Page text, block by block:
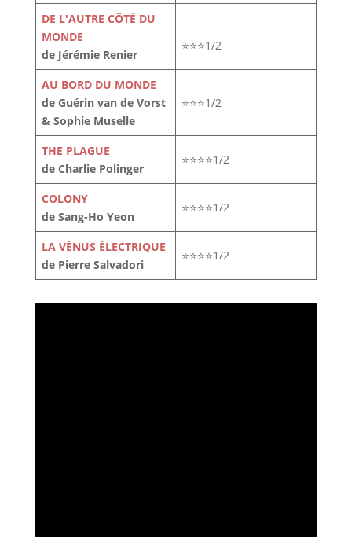
DE L'AUTRE CÔTÉ DU
MONDE
de Jérémie Renier
⭐⭐⭐1/2
AU BORD DU MONDE
de Guérin van de Vorst
& Sophie Muselle
⭐⭐⭐1/2
THE PLAGUE
de Charlie Polinger
⭐⭐⭐⭐1/2
COLONY
de Sang-Ho Yeon
⭐⭐⭐⭐1/2
LA VÉNUS ÉLECTRIQUE
de Pierre Salvadori
⭐⭐⭐⭐1/2